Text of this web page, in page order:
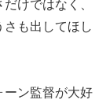
けではなく、
も出してほし
ーン監督が大好